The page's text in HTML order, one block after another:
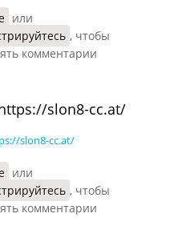
или
, чтобы
комментарии
slon8-cc.at/
slon8-cc.at/
или
, чтобы
комментарии